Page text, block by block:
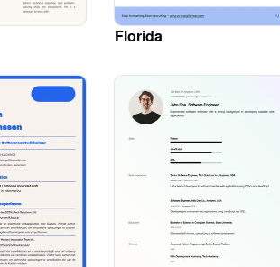
Florida